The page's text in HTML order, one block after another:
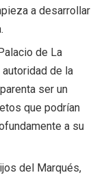
a desarrollar
de La
de la
ser un
que podrían
a su
del Marqués,